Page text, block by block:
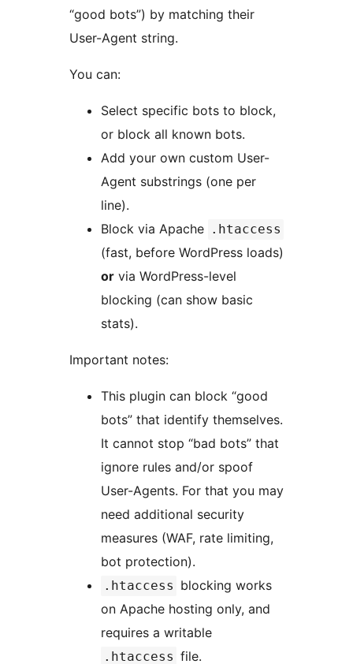
“good bots”) by matching their
User-Agent string.
You can:
Select specific bots to block,
or block all known bots.
Add your own custom User-
Agent substrings (one per
line).
Block via Apache .htaccess
(fast, before WordPress loads)
or via WordPress-level
blocking (can show basic
stats).
Important notes:
This plugin can block “good
bots” that identify themselves.
It cannot stop “bad bots” that
ignore rules and/or spoof
User-Agents. For that you may
need additional security
measures (WAF, rate limiting,
bot protection).
.htaccess blocking works
on Apache hosting only, and
requires a writable
.htaccess file.